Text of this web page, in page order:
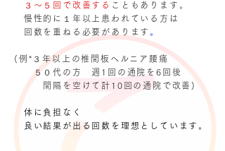
３～５回で改善する こともあります。
慢性的に１年以上患われている方は
回数を重ねる必要があります 。
(例*３年以上の椎間板ヘルニア腰痛
５０代の方 週1回の通院を6回後
間隔を空けて計10回の通院で改善)
体に負担なく​
良い結果が出る回数を理想としています。